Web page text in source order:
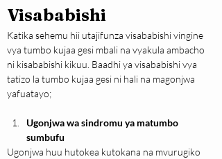
Visababishi
Katika sehemu hii utajifunza visababishi vingine
vya tumbo kujaa gesi mbali na vyakula ambacho
ni kisababishi kikuu. Baadhi ya visababishi vya
tatizo la tumbo kujaa gesi ni hali na magonjwa
yafuatayo;
Ugonjwa wa sindromu ya matumbo
sumbufu
Ugonjwa huu hutokea kutokana na mvurugiko